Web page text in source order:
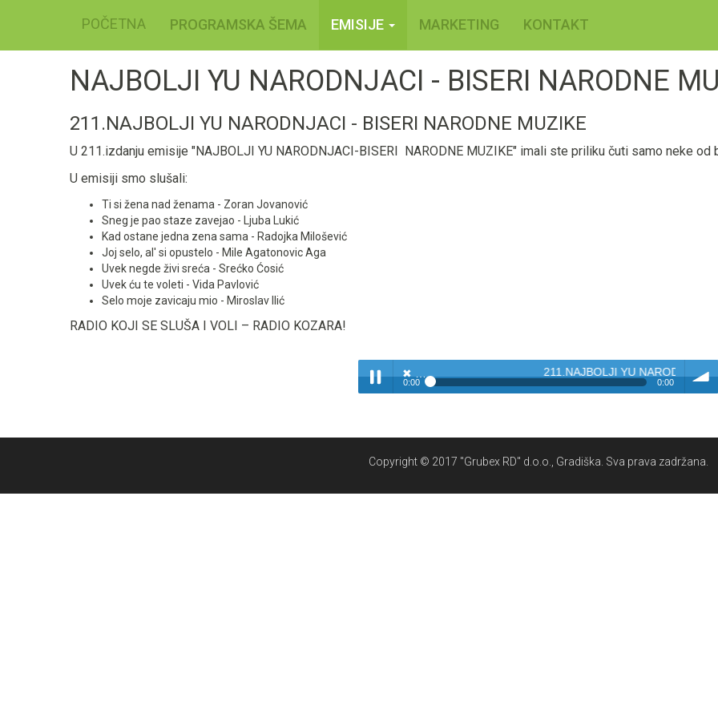
POČETNA PROGRAMSKA ŠEMA EMISIJE MARKETING KONTAKT
NAJBOLJI YU NARODNJACI - BISERI NARODNE
211.NAJBOLJI YU NARODNJACI - BISERI NARODNE MUZIKE
U 211.izdanju emisije "NAJBOLJI YU NARODNJACI-BISERI NARODNE MUZIKE" imali ste priliku čuti samo neke od
U emisiji smo slušali:
Ti si žena nad ženama - Zoran Jovanović
Sneg je pao staze zavejao - Ljuba Lukić
Kad ostane jedna zena sama - Radojka Milošević
Joj selo, al' si opustelo - Mile Agatonovic Aga
Uvek negde živi sreća - Srećko Ćosić
Uvek ću te voleti - Vida Pavlović
Selo moje zavicaju mio - Miroslav Ilić
RADIO KOJI SE SLUŠA I VOLI – RADIO KOZARA!
✖ 211.NAJBOLJI YU NARODNJACI -
0:00 0:00
Copyright © 2017 "Grubex RD" d.o.o., Gradiška. Sva prava zadržana.